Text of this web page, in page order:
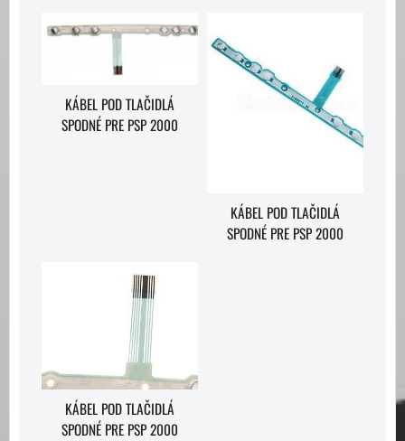
KÁBEL POD TLAČIDLÁ
SPODNÉ PRE PSP 2000
KÁBEL POD TLAČIDLÁ
SPODNÉ PRE PSP 2000
KÁBEL POD TLAČIDLÁ
SPODNÉ PRE PSP 2000